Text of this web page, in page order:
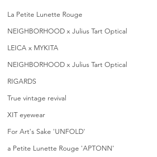
La Petite Lunette Rouge
NEIGHBORHOOD x Julius Tart Optical
LEICA x MYKITA
NEIGHBORHOOD x Julius Tart Optical
RIGARDS
True vintage revival
XIT eyewear
For Art's Sake 'UNFOLD'
a Petite Lunette Rouge 'APTONN'